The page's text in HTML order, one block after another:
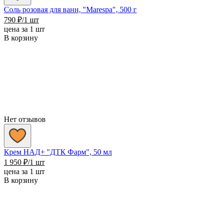
Соль розовая для ванн, "Marespa", 500 г
790 ₽/1 шт
цена за 1 шт
В корзину
Нет отзывов
Крем НАД+ "ДТК Фарм", 50 мл
1 950 ₽/1 шт
цена за 1 шт
В корзину